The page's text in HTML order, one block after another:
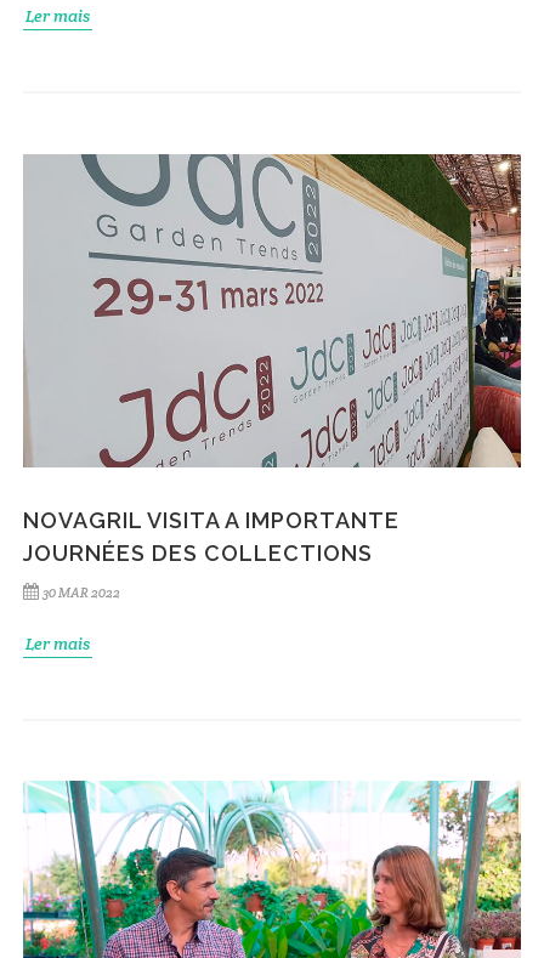
Ler mais
NOVAGRIL VISITA A IMPORTANTE
JOURNÉES DES COLLECTIONS
30 MAR 2022
Ler mais